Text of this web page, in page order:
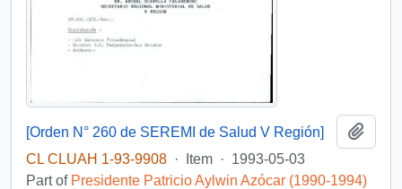
[Orden N° 260 de SEREMI de Salud V Región]
CL CLUAH 1-93-9908 · Item · 1993-05-03
Part of Presidente Patricio Aylwin Azócar (1990-1994)